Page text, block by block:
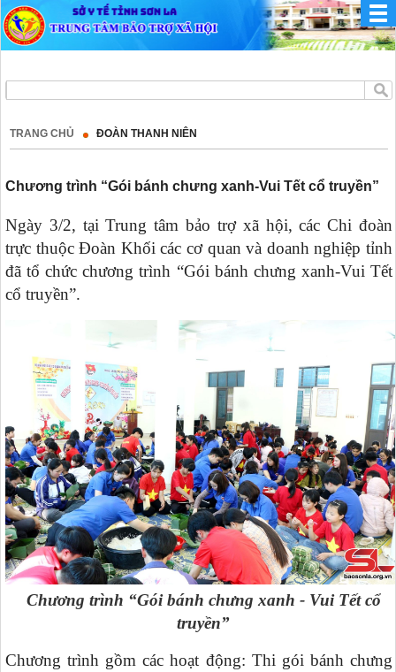
TRANG CHỦ ĐOÀN THANH NIÊN
Chương trình “Gói bánh chưng xanh-Vui Tết cổ truyền”
Ngày 3/2, tại Trung tâm bảo trợ xã hội, các Chi đoàn
trực thuộc Đoàn Khối các cơ quan và doanh nghiệp tỉnh
đã tổ chức chương trình “Gói bánh chưng xanh-Vui Tết
cổ truyền”.
Chương trình “Gói bánh chưng xanh - Vui Tết cổ
truyền”
Chương trình gồm các hoạt động: Thi gói bánh chưng